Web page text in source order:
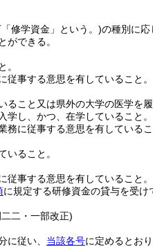
修学資金」という。)の種別に応
ができる。
。
事する意思を有していること。
ること又は県外の大学の医学を
学し、かつ、在学していること。
に従事する意思を有しているこ
いること。
事する意思を有していること。
に規定する研修資金の貸与を受
二・一部改正)
に従い、 当該各号に定めるとおり